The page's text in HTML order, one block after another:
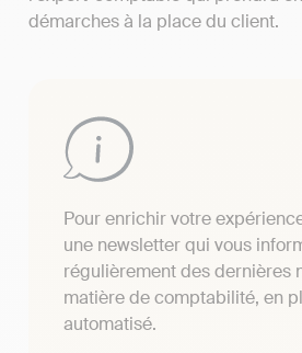
démarches à la place du client.
Pour enrichir votre
une newsletter qui vous
régulièrement des dernières
matière de comptabilité, en
automatisé.